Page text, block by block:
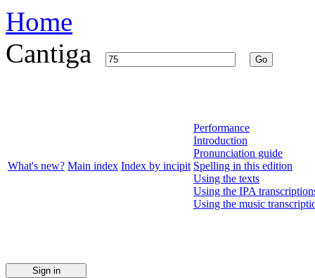
Home
Cantiga
Go
What's new? Main index Index by incipit
Performance
Introduction
Pronunciation guide
Spelling in this edition
Using the texts
Using the IPA
Using the music
Sign in